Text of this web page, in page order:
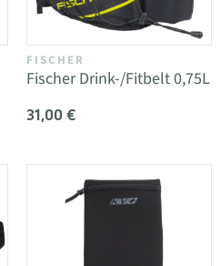
FISCHER
Fischer Drink-/Fitbelt 0,75L
31,00 €